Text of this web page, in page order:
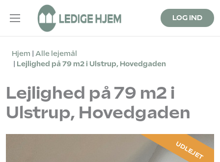
LOG IND
Hjem
Alle lejemål
Lejlighed på 79 m2 i Ulstrup, Hovedgaden
Lejlighed på 79 m2 i
Ulstrup, Hovedgaden
UDLEJET